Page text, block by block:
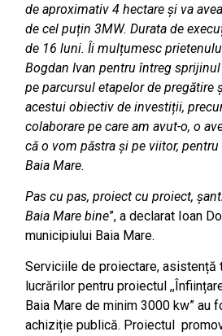
de aproximativ 4 hectare și va
de cel puțin 3MW. Durata de
de 16 luni. Îi mulțumesc
Bogdan Ivan pentru întreg
pe parcursul etapelor de pregătire
acestui obiectiv de investiții,
colaborare pe care am avut-o, o
că o vom păstra și pe viitor,
Baia Mare.
Pas cu pas, proiect cu proiect,
Baia Mare bine”, a declarat Ioan
municipiului Baia Mare.
Serviciile de proiectare, asistență
lucrărilor pentru proiectul
Baia Mare de minim 3000 kw” au
achiziție publică. Proiectul